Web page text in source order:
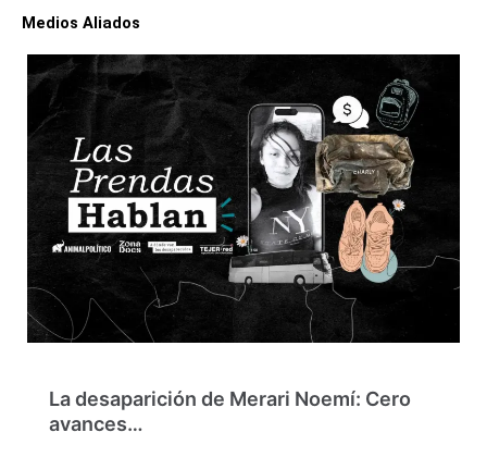
Medios Aliados
La desaparición de Merari Noemí: Cero
avances…